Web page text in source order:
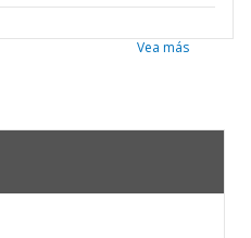
Vea más